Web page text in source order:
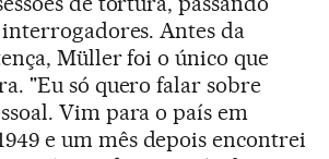
Antes da
Müller foi o único que
"Eu só quero falar sobre
Vim para o país em
e um mês depois encontrei